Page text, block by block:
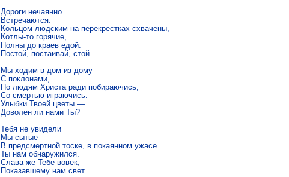
Дороги нечаянно
Встречаются.
Кольцом людским на перекрестках схвачены,
Котлы-то горячие,
Полны до краев едой.
Постой, постаивай, стой.
Мы ходим в дом из дому
С поклонами,
По людям Христа ради побираючись,
Со смертью играючись.
Улыбки Твоей цветы —
Доволен ли нами Ты?
Тебя не увидели
Мы сытые —
В предсмертной тоске, в покаянном ужасе
Ты нам обнаружился.
Слава же Тебе вовек,
Показавшему нам свет.